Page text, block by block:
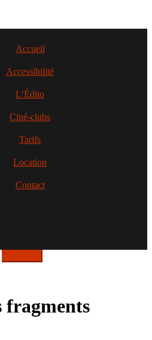
Accueil
Accessibilité
L’Édito
Ciné-clubs
Tarifs
Location
Contact
fragments